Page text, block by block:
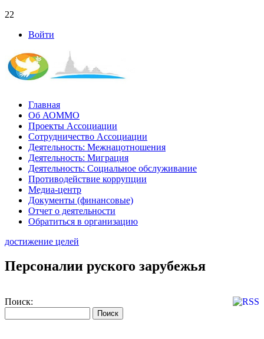
22
Войти
Главная
Об АОММО
Проекты Ассоциации
Сотрудничество Ассоциации
Деятельность: Межнацотношения
Деятельность: Миграция
Деятельность: Социальное обслуживание
Противодействие коррупции
Медиа-центр
Документы (финансовые)
Отчет о деятельности
Обратиться в организацию
достижение целей
Персоналии руского зарубежья
Поиск: